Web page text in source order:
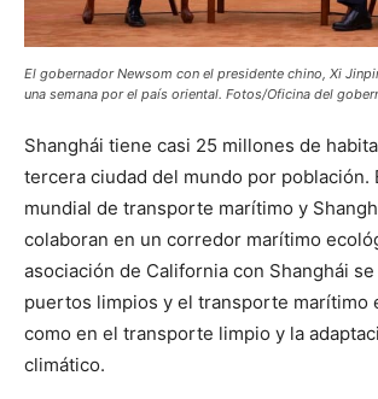
El gobernador Newsom con el presidente chino, Xi
una semana por el país oriental. Fotos/Oficina del
Shanghái tiene casi 25 millones de
tercera ciudad del mundo por población.
mundial de transporte marítimo y
colaboran en un corredor marítimo
asociación de California con Shanghái
puertos limpios y el transporte marítimo
como en el transporte limpio y la
climático.